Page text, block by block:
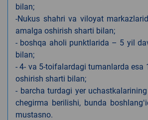
bilan;
-Nukus shahri va viloyat
amalga oshirish sharti bilan;
- boshqa aholi punktlarida – 5 yil
bilan;
- 4- va 5-toifalardagi tumanlarda
oshirish sharti bilan;
- barcha turdagi yer
chegirma berilishi, bunda
mustasno.